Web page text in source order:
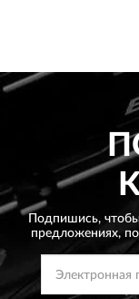
Подпишись,
предложениях,